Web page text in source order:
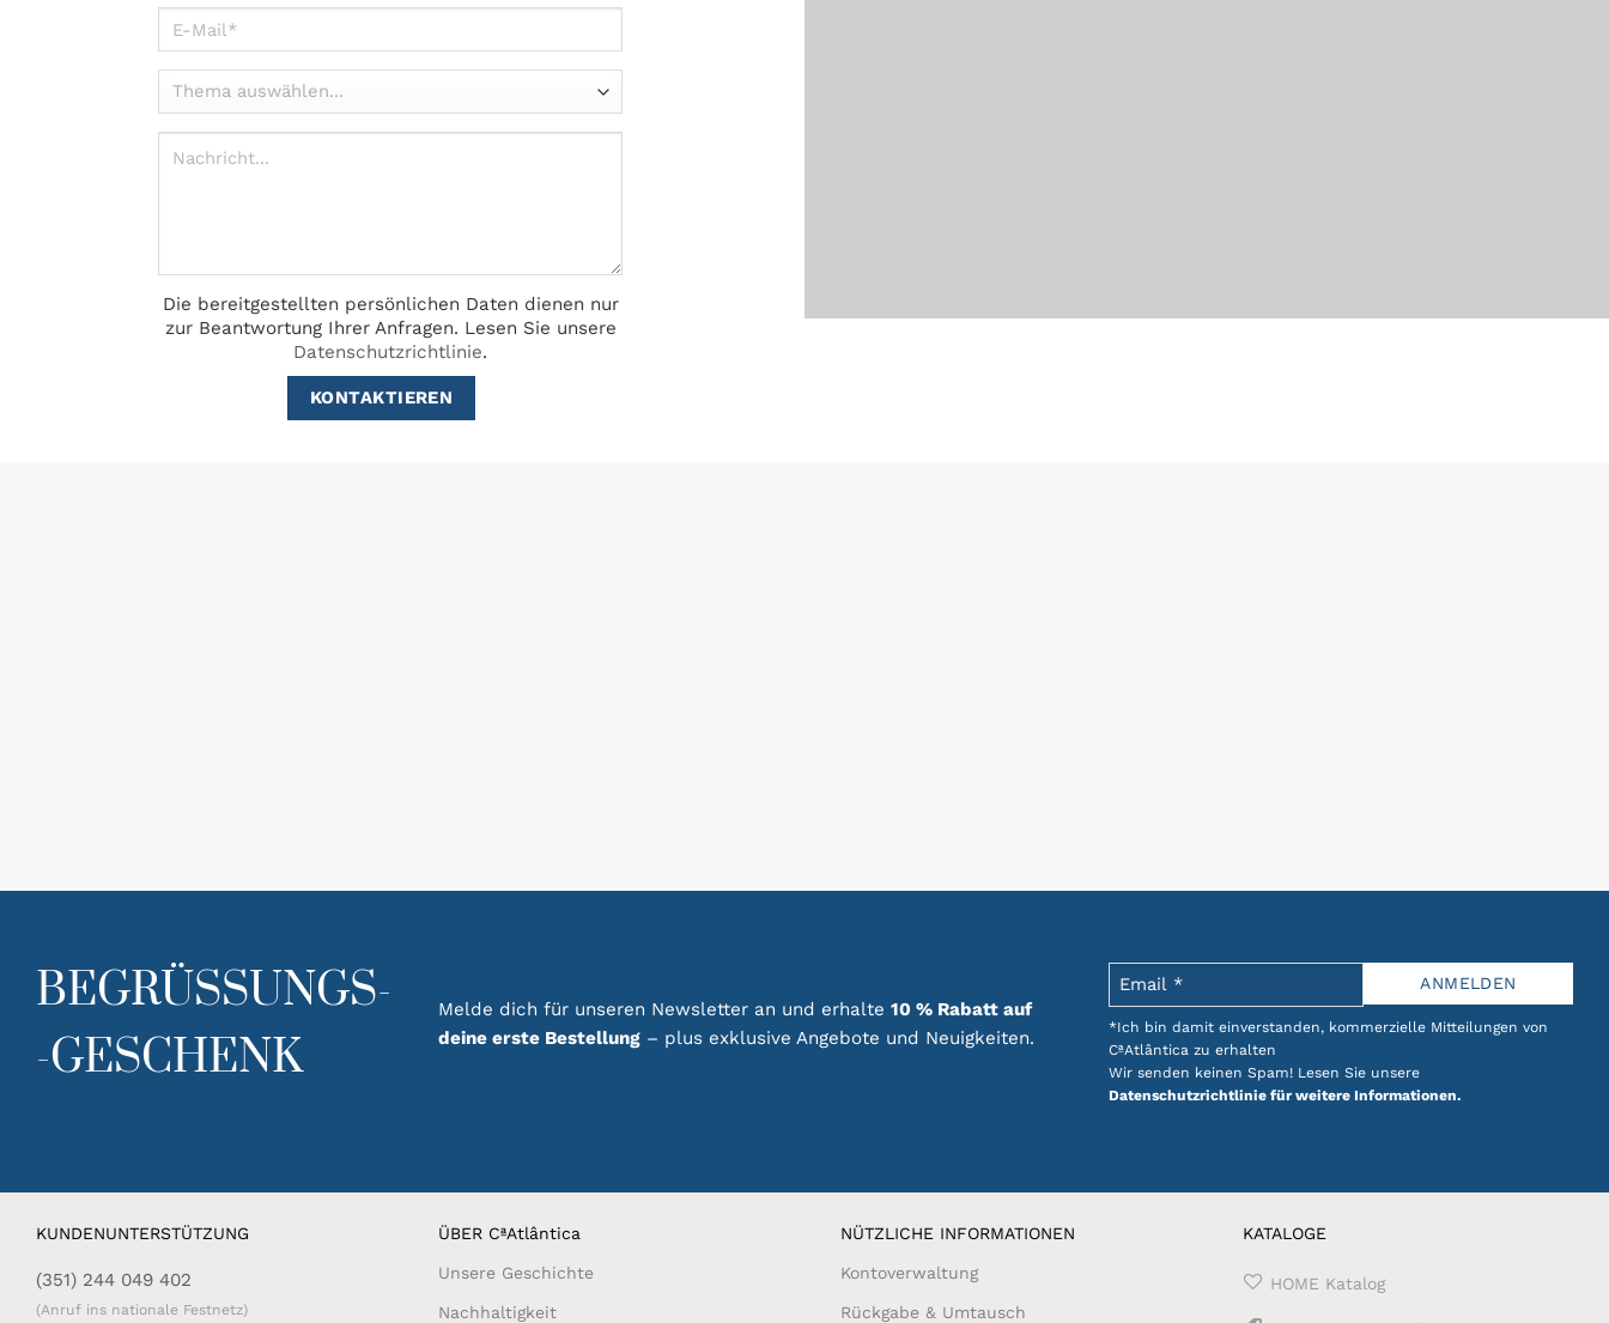
Die bereitgestellten persönlichen Daten dienen nur
zur Beantwortung Ihrer Anfragen. Lesen Sie unsere
Datenschutzrichtlinie.
BEGRÜSSUNGS-
-GESCHENK
Melde dich für unseren Newsletter an und erhalte 10 % Rabatt auf
deine erste Bestellung – plus exklusive Angebote und Neuigkeiten.
*Ich bin damit einverstanden, kommerzielle Mitteilungen von
CªAtlântica zu erhalten
Wir senden keinen Spam! Lesen Sie unsere
Datenschutzrichtlinie für weitere Informationen.
KUNDENUNTERSTÜTZUNG
(351) 244 049 402
(Anruf ins nationale Festnetz)
ÜBER CªAtlântica
Unsere Geschichte
Nachhaltigkeit
NÜTZLICHE INFORMATIONEN
Kontoverwaltung
Rückgabe & Umtausch
KATALOGE
HOME Katalog